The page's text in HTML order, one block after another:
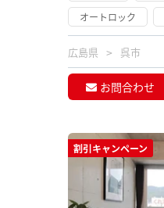
オートロック
広島県 呉市
お問合わせ
割引キャンペーン